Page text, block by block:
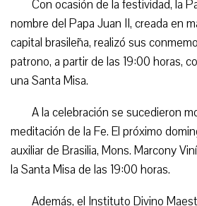
Con ocasión de la festividad, la
nombre del Papa Juan II, creada en
capital brasileña, realizó sus
patrono, a partir de las 19:00 horas,
una Santa Misa.
A la celebración se sucedieron
meditación de la Fe. El próximo
auxiliar de Brasilia, Mons. Marcony
la Santa Misa de las 19:00 horas.
Además, el Instituto Divino